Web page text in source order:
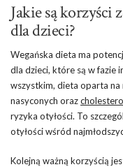
Jakie są korzyści
dla dzieci?
Wegańska dieta ma
dla dzieci, które są w fazie
wszystkim, dieta oparta na
nasyconych oraz
ryzyka otyłości. To
otyłości wśród
Kolejną ważną korzyścią